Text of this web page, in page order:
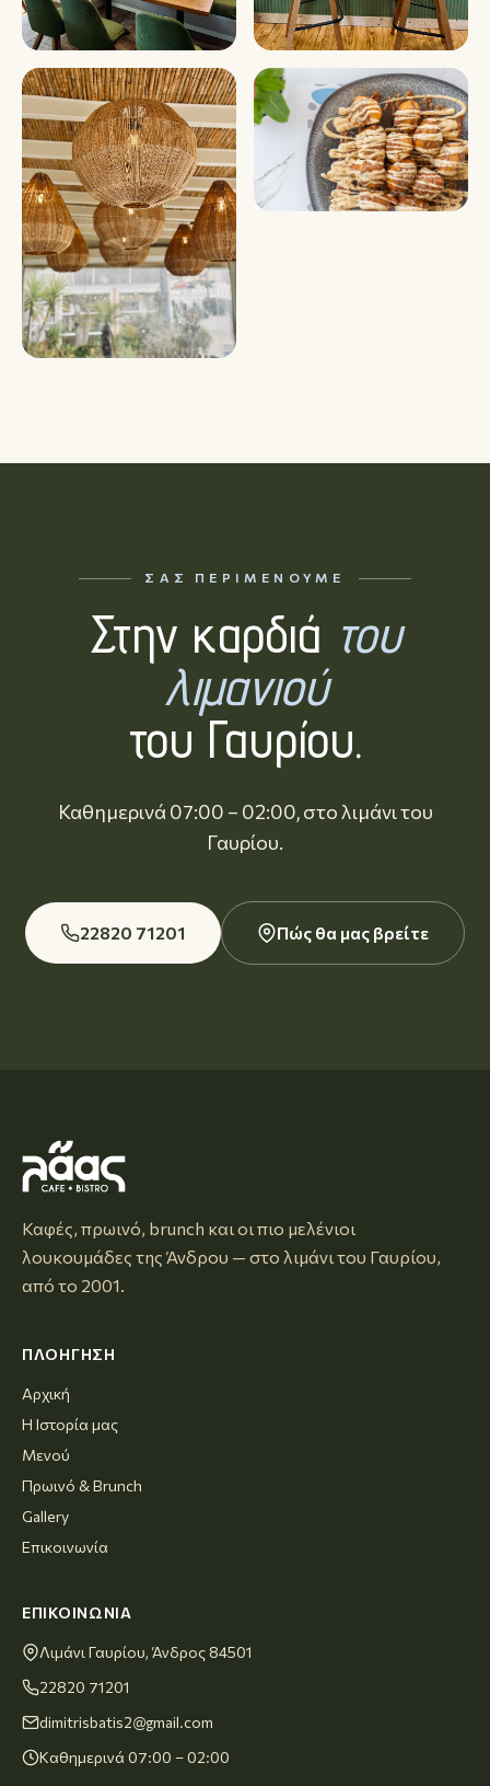
ΣΑΣ ΠΕΡΙΜΈΝΟΥΜΕ
Στην καρδιά του
λιμανιού
του Γαυρίου.
Καθημερινά 07:00 – 02:00, στο λιμάνι του
Γαυρίου.
22820 71201 Πώς θα μας βρείτε
Καφές, πρωινό, brunch και οι πιο μελένιοι
λουκουμάδες της Άνδρου — στο λιμάνι του Γαυρίου,
από το 2001.
ΠΛΟΉΓΗΣΗ
Αρχική
Η Ιστορία μας
Μενού
Πρωινό & Brunch
Gallery
Επικοινωνία
ΕΠΙΚΟΙΝΩΝΊΑ
Λιμάνι Γαυρίου, Άνδρος 84501
22820 71201
dimitrisbatis2@gmail.com
Καθημερινά 07:00 – 02:00